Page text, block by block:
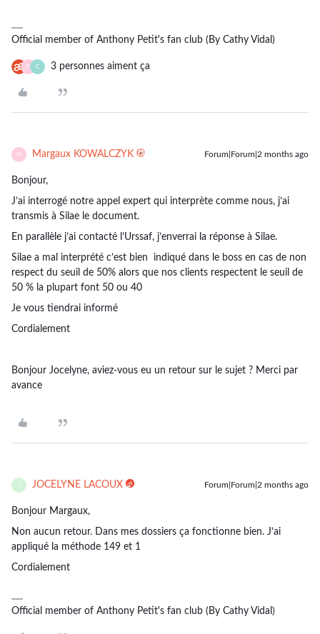
Official member of Anthony Petit's fan club (By Cathy Vidal)
F C 3 personnes aiment ça
M Margaux KOWALCZYK Forum|Forum|2 months ago
Bonjour,
J’ai interrogé notre appel expert qui interprète comme nous, j’ai
transmis à Silae le document.
En parallèle j’ai contacté l’Urssaf, j’enverrai la réponse à Silae.
Silae a mal interprété c’est bien indiqué dans le boss en cas de non
respect du seuil de 50% alors que nos clients respectent le seuil de
50 % la plupart font 50 ou 40
Je vous tiendrai informé
Cordialement
Bonjour Jocelyne, aviez-vous eu un retour sur le sujet ? Merci par
avance
J JOCELYNE LACOUX Forum|Forum|2 months ago
Bonjour Margaux,
Non aucun retour. Dans mes dossiers ça fonctionne bien. J’ai
appliqué la méthode 149 et 1
Cordialement
Official member of Anthony Petit's fan club (By Cathy Vidal)